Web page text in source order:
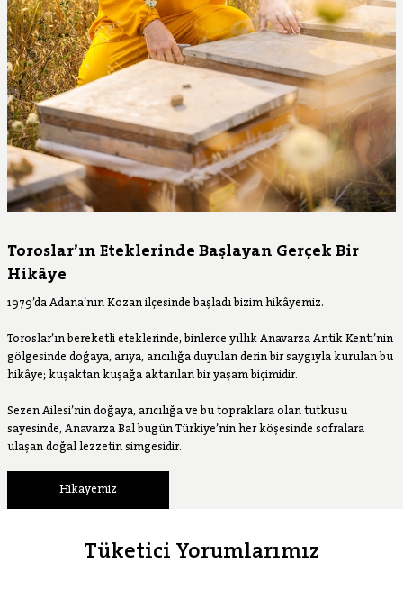
Toroslar’ın Eteklerinde Başlayan Gerçek Bir
Hikâye
1979’da Adana’nın Kozan ilçesinde başladı bizim hikâyemiz.
Toroslar’ın bereketli eteklerinde, binlerce yıllık Anavarza Antik Kenti’nin
gölgesinde doğaya, arıya, arıcılığa duyulan derin bir saygıyla kurulan bu
hikâye; kuşaktan kuşağa aktarılan bir yaşam biçimidir.
Sezen Ailesi’nin doğaya, arıcılığa ve bu topraklara olan tutkusu
sayesinde, Anavarza Bal bugün Türkiye’nin her köşesinde sofralara
ulaşan doğal lezzetin simgesidir.
Hikayemiz
Tüketici Yorumlarımız